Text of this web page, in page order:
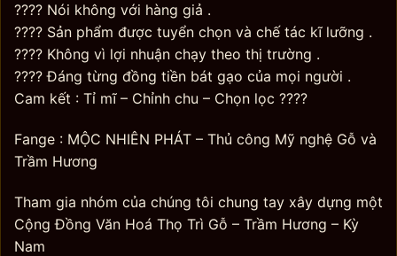
???? Nói không với hàng giả .
???? Sản phẩm được tuyển chọn và chế tác kĩ lưỡng .
???? Không vì lợi nhuận chạy theo thị trường .
???? Đáng từng đồng tiền bát gạo của mọi người .
Cam kết : Tỉ mĩ – Chỉnh chu – Chọn lọc ????
Fange : MỘC NHIÊN PHÁT – Thủ công Mỹ nghệ Gỗ và
Trầm Hương
Tham gia nhóm của chúng tôi chung tay xây dựng một
Cộng Đồng Văn Hoá Thọ Trì Gỗ – Trầm Hương – Kỳ
Nam